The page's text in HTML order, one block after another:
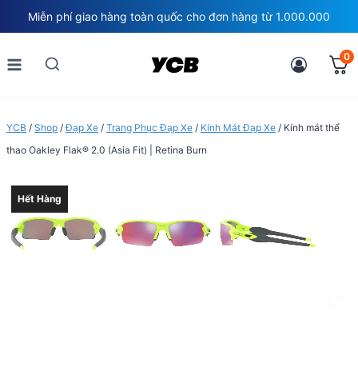
to
content
Miễn phí giao hàng toàn quốc cho đơn hàng từ 1.000.000
0
YCB / Shop /Đạp Xe / Trang Phục Đạp Xe / Kính Mát Đạp Xe / Kính mát thể
thao Oakley Flak® 2.0 (Asia Fit) | Retina Burn
Hết Hàng